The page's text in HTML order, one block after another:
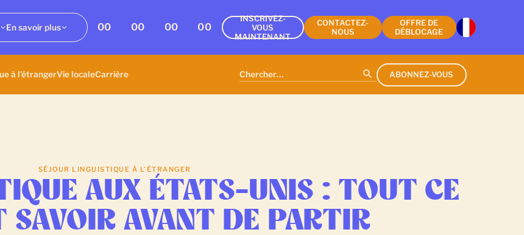
En savoir plus 00 00 00 00
INSCRIVEZ-
VOUS
MAINTENANT
CONTACTEZ-
NOUS
OFFRE DE
DÉBLOCAGE
à l’étrangerVie localeCarrière ABONNEZ-VOUS
SÉJOUR LINGUISTIQUE À L’ÉTRANGER
AUX ÉTATS-UNIS : TOUT CE
SAVOIR AVANT DE PARTIR